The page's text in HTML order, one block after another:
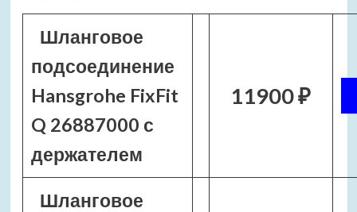
Шланговое
подсоединение
Hansgrohe FixFit
Q 26887000 с
держателем
11900 ₽
Шланговое